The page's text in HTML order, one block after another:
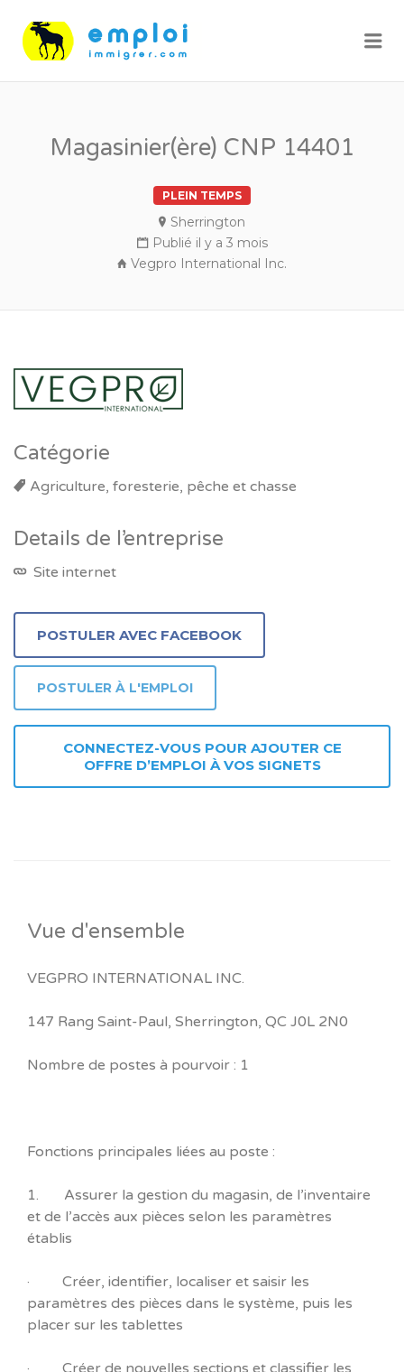
Magasinier(ère) CNP 14401
PLEIN TEMPS
Sherrington
Publié il y a 3 mois
Vegpro International Inc.
Catégorie
Agriculture, foresterie, pêche et chasse
Details de l’entreprise
Site internet
CONNECTEZ-VOUS POUR AJOUTER CE
OFFRE D’EMPLOI À VOS SIGNETS
Vue d'ensemble
VEGPRO INTERNATIONAL INC.
147 Rang Saint-Paul, Sherrington, QC J0L 2N0
Nombre de postes à pourvoir : 1
Fonctions principales liées au poste :
1. Assurer la gestion du magasin, de l’inventaire
et de l’accès aux pièces selon les paramètres
établis
· Créer, identifier, localiser et saisir les
paramètres des pièces dans le système, puis les
placer sur les tablettes
· Créer de nouvelles sections et classifier les